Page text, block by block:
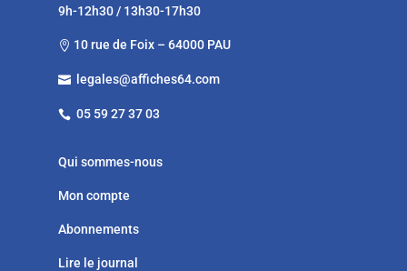
9h-12h30 / 13h30-17h30
 10 rue de Foix – 64000 PAU
 legales@affiches64.com
 05 59 27 37 03
Qui sommes-nous
Mon compte
Abonnements
Lire le journal